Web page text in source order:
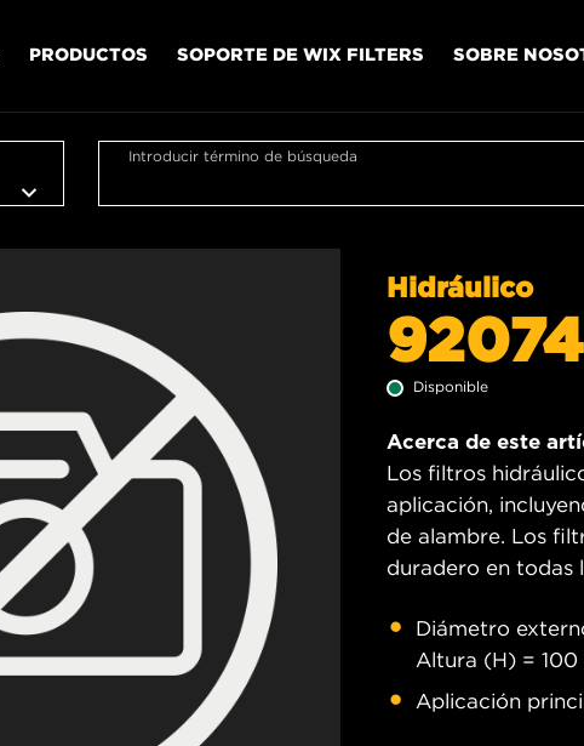
PRODUCTOS SOPORTE DE WIX FILTERS SOBRE
Introducir término de búsqueda
Hidráulico
Disponible
Acerca de este
Los filtros
aplicación,
de alambre. Los
duradero en todas
Diámetro
Altura (H) = 100
Aplicación